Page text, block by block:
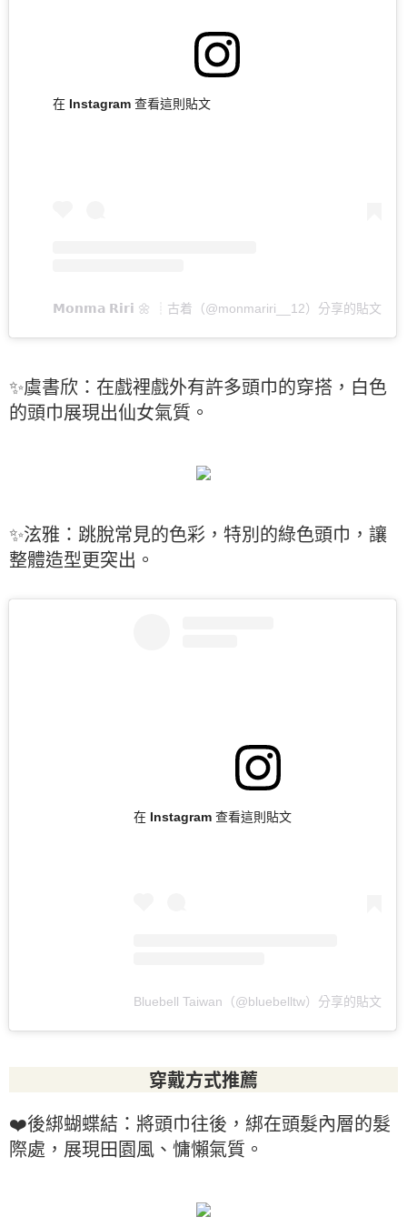
在 Instagram 查看這則貼文
𝗠𝗼𝗻𝗺𝗮 𝗥𝗶𝗿𝗶 🌼 ┊︎古着（@monmariri__12）分享的貼文
✨虞書欣：在戲裡戲外有許多頭巾的穿搭，白色
的頭巾展現出仙女氣質。
✨泫雅：跳脫常見的色彩，特別的綠色頭巾，讓
整體造型更突出。
在 Instagram 查看這則貼文
Bluebell Taiwan（@bluebelltw）分享的貼文
穿戴方式推薦
❤️後綁蝴蝶結：將頭巾往後，綁在頭髮內層的髮
際處，展現田園風、慵懶氣質。